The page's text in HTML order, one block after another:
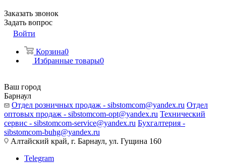
Заказать звонок
Задать вопрос
Войти
Корзина0
Избранные товары0
Ваш город
Барнаул
Отдел розничных продаж - sibstomcom@yandex.ru Отдел
оптовых продаж - sibstomcom-opt@yandex.ru Технический
сервис - sibstomcom-service@yandex.ru Бухгалтерия -
sibstomcom-buhg@yandex.ru
Алтайский край, г. Барнаул, ул. Гущина 160
Telegram